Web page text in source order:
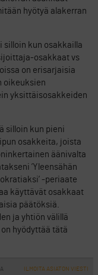
hyötyä alakerran
silloin kun osakkailla
osakkaat vs
on erisarjaisia
oikeuksien
yksittäisosakkeiden
silloin kun pieni
osakkeita, joista
äänivalta
’Yleensähän
-periaate
käyttävät osakkaat
päätöksiä.
ja yhtiön välillä
hyödyttää tätä
ILMOITA ASIATON VIESTI